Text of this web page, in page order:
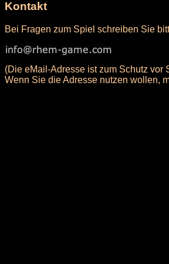
Kontakt
Bei Fragen zum Spiel schreiben Sie
(Die eMail-Adresse ist zum Schutz vor
Wenn Sie die Adresse nutzen wollen,